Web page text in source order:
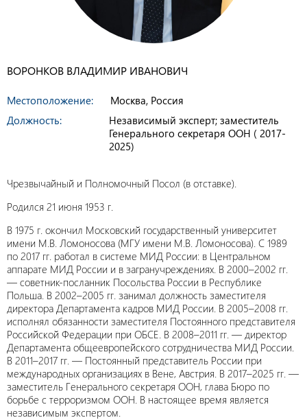
ВОРОНКОВ ВЛАДИМИР ИВАНОВИЧ
Местоположение:
Москва, Россия
Должность:
Независимый эксперт; заместитель
Генерального секретаря ООН ( 2017-
2025)
Чрезвычайный и Полномочный Посол (в отставке).
Родился 21 июня 1953 г.
В 1975 г. окончил Московский государственный университет
имени М.В. Ломоносова (МГУ имени М.В. Ломоносова). С 1989
по 2017 гг. работал в системе МИД России: в Центральном
аппарате МИД России и в загранучреждениях. В 2000–2002 гг.
— советник-посланник Посольства России в Республике
Польша. В 2002–2005 гг. занимал должность заместителя
директора Департамента кадров МИД России. В 2005–2008 гг.
исполнял обязанности заместителя Постоянного представителя
Российской Федерации при ОБСЕ. В 2008–2011 гг. — директор
Департамента общеевропейского сотрудничества МИД России.
В 2011–2017 гг. — Постоянный представитель России при
международных организациях в Вене, Австрия. В 2017–2025 гг. —
заместитель Генерального секретаря ООН, глава Бюро по
борьбе с терроризмом ООН. В настоящее время является
независимым экспертом.